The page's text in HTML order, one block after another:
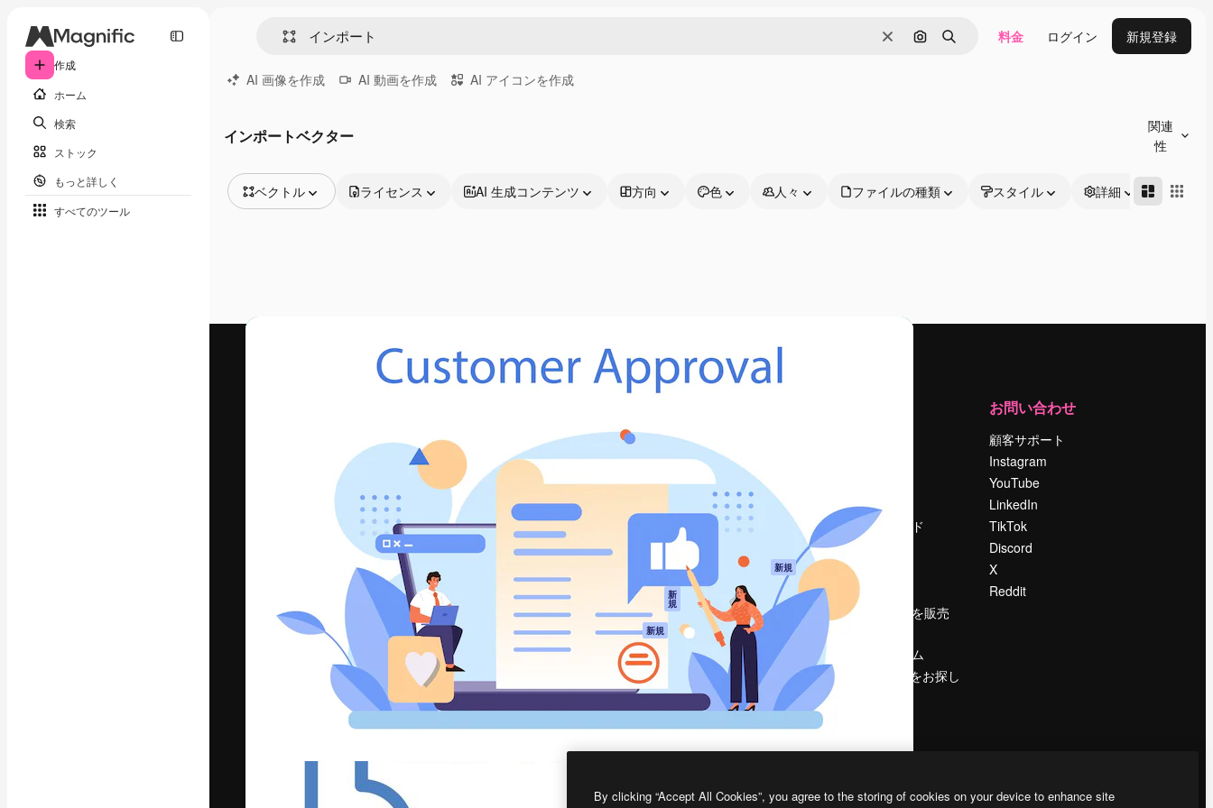
作成
ホーム
検索
ストック
もっと詳しく
すべてのツール
消去 画像で検索
検索 料金 ログイン 新規登録
AI 画像を作成 AI 動画を作成 AI アイコンを作成
インポートベクター
関連
性
ベクトル
動画
モーショングラフィックス
ライセンス AI 生成コンテンツ 方向 色 人々 ファイルの種類 スタイル 詳細
最高のクリエイティブ制作を導くためのプラ
ットフォーム。クリエイター、企業、代理
店、スタジオを含む100万人以上が利用して
います。
日本語
Spaces
AI アシスタント
AI 画像生成ツール
AI 動画生成ツール
AI 音声合成ツール
ストックコンテン
Claude/ChatGPT
向けMCP
新
規
エージェント 新規
API
モバイルアプリ
すべてのMagnificツ
ール
ドキュメント
サポート
利用規約
プライバシーポリ
オリジナル
新規
クッキーポリシー
トラストセンター
アフィリエイト
法人向け
採用情報
検索トレンド
ブログ
イベント
Slidesgo
コンテンツを販売
プレスルーム
magnific.aiをお探し
お問い合わせ
顧客サポート
Instagram
YouTube
LinkedIn
TikTok
Discord
X
Reddit
By clicking “Accept All Cookies”, you agree to the storing of cookies on your device to enhance site